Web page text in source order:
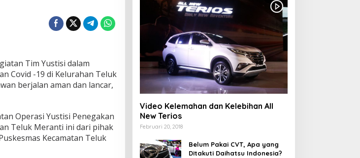
Tim Yustisi dalam
Covid -19 di Kelurahan Teluk
berjalan aman dan lancar,
Operasi Yustisi Penegakan
Teluk Meranti ini dari pihak
Kecamatan Teluk
Video Kelemahan dan Kelebihan All
New Terios
Februari 20, 2018
Belum Pakai CVT, Apa yang
Ditakuti Daihatsu Indonesia?